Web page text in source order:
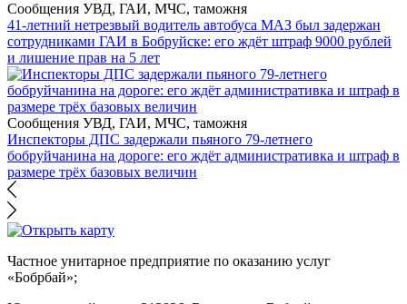
Сообщения УВД, ГАИ, МЧС, таможня
41-летний нетрезвый водитель автобуса МАЗ был задержан
сотрудниками ГАИ в Бобруйске: его ждёт штраф 9000 рублей
и лишение прав на 5 лет
Сообщения УВД, ГАИ, МЧС, таможня
Инспекторы ДПС задержали пьяного 79-летнего
бобруйчанина на дороге: его ждёт административка и штраф в
размере трёх базовых величин
Частное унитарное предприятие по оказанию услуг
«Бобрбай»;